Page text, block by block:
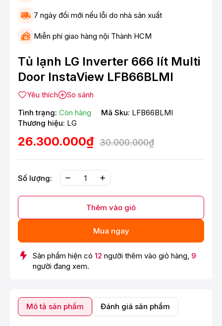
7 ngày đổi mới nếu lỗi do nhà sản xuất
Miễn phí giao hàng nội Thành HCM
Tủ lạnh LG Inverter 666 lít Multi
Door InstaView LFB66BLMI
Yêu thích
So sánh
Tình trạng: Còn hàng Mã Sku: LFB66BLMI
Thương hiệu: LG
26.300.000₫ 30.000.000₫
Số lượng:
Thêm vào giỏ
Mua ngay
Sản phẩm hiện có 12 người thêm vào giỏ hàng, 9
người đang xem.
Mô tả sản phẩm Đánh giá sản phẩm